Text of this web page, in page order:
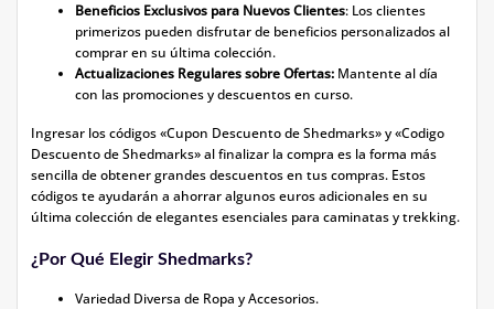
Beneficios Exclusivos para Nuevos Clientes: Los clientes
primerizos pueden disfrutar de beneficios personalizados al
comprar en su última colección.
Actualizaciones Regulares sobre Ofertas: Mantente al día
con las promociones y descuentos en curso.
Ingresar los códigos «Cupon Descuento de Shedmarks» y «Codigo
Descuento de Shedmarks» al finalizar la compra es la forma más
sencilla de obtener grandes descuentos en tus compras. Estos
códigos te ayudarán a ahorrar algunos euros adicionales en su
última colección de elegantes esenciales para caminatas y trekking.
¿Por Qué Elegir Shedmarks?
Variedad Diversa de Ropa y Accesorios.